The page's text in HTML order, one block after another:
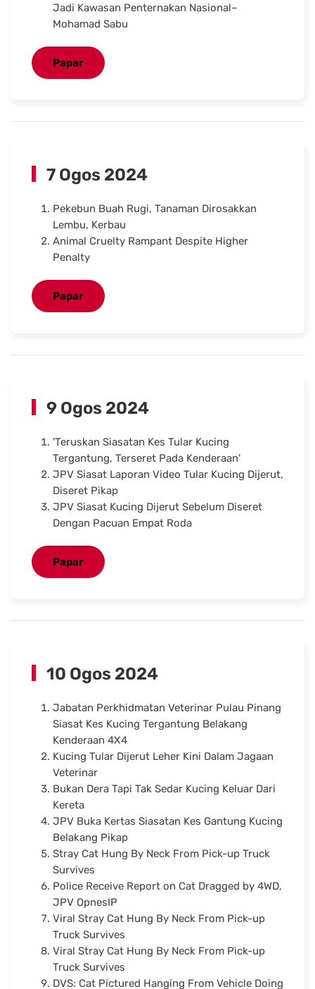
Jadi Kawasan Penternakan Nasional–
Mohamad Sabu
Papar
7 Ogos 2024
Pekebun Buah Rugi, Tanaman Dirosakkan
Lembu, Kerbau
Animal Cruelty Rampant Despite Higher
Penalty
Papar
9 Ogos 2024
'Teruskan Siasatan Kes Tular Kucing
Tergantung, Terseret Pada Kenderaan'
JPV Siasat Laporan Video Tular Kucing Dijerut,
Diseret Pikap
JPV Siasat Kucing Dijerut Sebelum Diseret
Dengan Pacuan Empat Roda
Papar
10 Ogos 2024
Jabatan Perkhidmatan Veterinar Pulau Pinang
Siasat Kes Kucing Tergantung Belakang
Kenderaan 4X4
Kucing Tular Dijerut Leher Kini Dalam Jagaan
Veterinar
Bukan Dera Tapi Tak Sedar Kucing Keluar Dari
Kereta
JPV Buka Kertas Siasatan Kes Gantung Kucing
Belakang Pikap
Stray Cat Hung By Neck From Pick-up Truck
Survives
Police Receive Report on Cat Dragged by 4WD,
JPV OpnesIP
Viral Stray Cat Hung By Neck From Pick-up
Truck Survives
Viral Stray Cat Hung By Neck From Pick-up
Truck Survives
DVS: Cat Pictured Hanging From Vehicle Doing